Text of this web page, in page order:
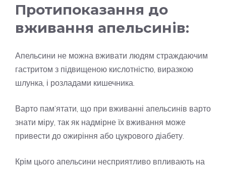
Протипоказання до
вживання апельсинів:
Апельсини не можна вживати людям страждаючим
гастритом з підвищеною кислотністю, виразкою
шлунка, і розладами кишечника.
Варто пам’ятати, що при вживанні апельсинів варто
знати міру, так як надмірне їх вживання може
привести до ожиріння або цукрового діабету.
Крім цього апельсини несприятливо впливають на